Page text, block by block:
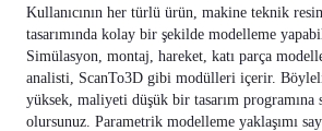
Kullanıcının her türlü ürün, makine teknik
tasarımında kolay bir şekilde modelleme
Simülasyon, montaj, hareket, katı parça
analisti, ScanTo3D gibi modülleri içerir.
yüksek, maliyeti düşük bir tasarım programına
olursunuz. Parametrik modelleme yaklaşımı